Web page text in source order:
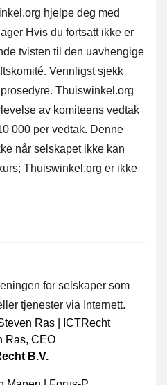
hjelpe deg med
Hvis du fortsatt ikke er
tvisten til den uavhengige
Vennligst sjekk
Thuiswinkel.org
av komiteens vedtak
000 per vedtak. Denne
når selskapet ikke kan
Thuiswinkel.org er ikke
for selskaper som
tjenester via Internett.
Ras, CEO
B.V.